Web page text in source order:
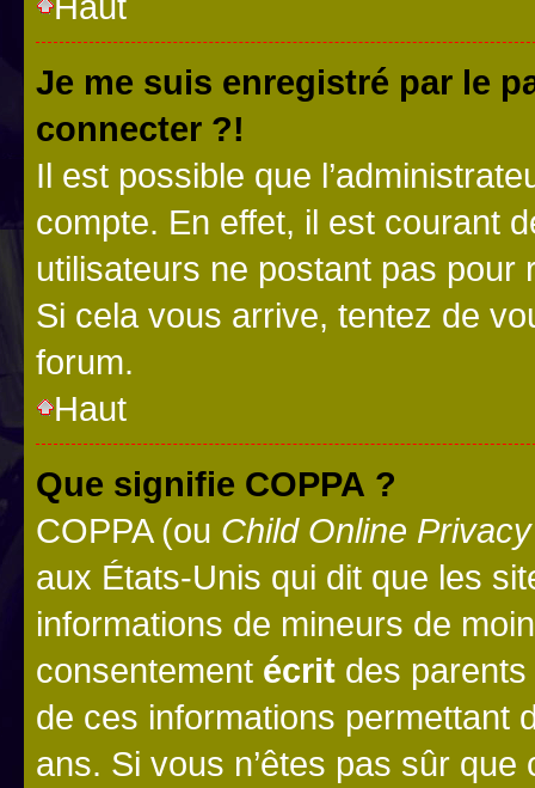
Je me suis enregistré par le
connecter ?!
Il est possible que
compte. En effet, il est courant
utilisateurs ne postant pas pour
Si cela vous arrive, tentez de
forum.
Haut
Que signifie COPPA ?
COPPA (ou Child Online
aux États-Unis qui dit que les
informations de mineurs de
consentement écrit des parents
de ces informations permettant
ans. Si vous n’êtes pas sûr